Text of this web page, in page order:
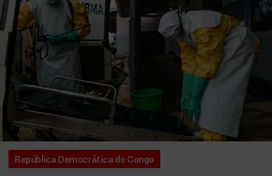
República Democrática do Congo